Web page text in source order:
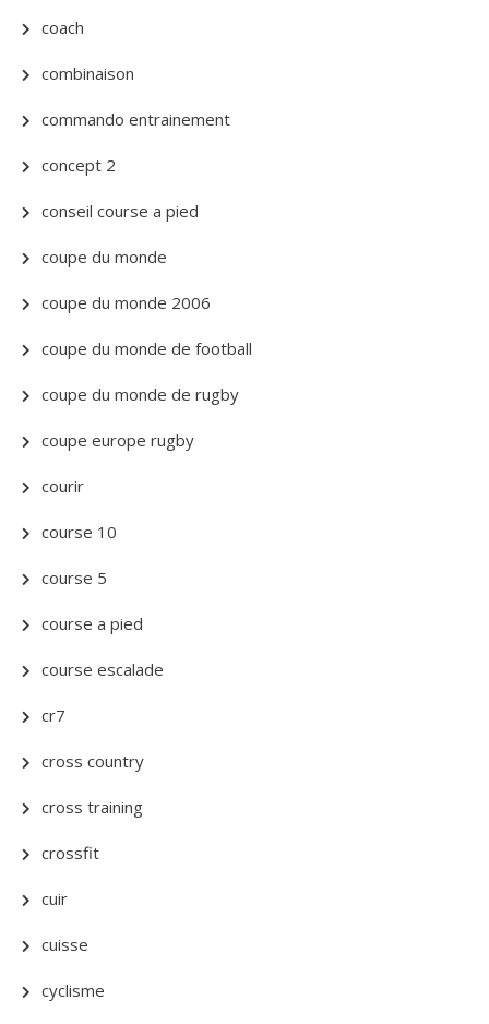
coach
combinaison
commando entrainement
concept 2
conseil course a pied
coupe du monde
coupe du monde 2006
coupe du monde de football
coupe du monde de rugby
coupe europe rugby
courir
course 10
course 5
course a pied
course escalade
cr7
cross country
cross training
crossfit
cuir
cuisse
cyclisme